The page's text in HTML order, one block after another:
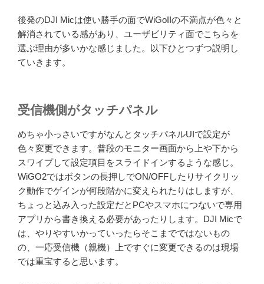
後発のDJI Micは使い勝手の面でWiGoIIの不満点が色々と
解消されている感があり、ユーザビリティ面でこちらを
選ぶ理由が多いかな感じました。以下ひとつずつ説明し
ていきます。
受信機側がタッチパネル
めちゃ小っさいですがなんとタッチパネルUIで設定が
色々変更できます。普段のモニター画面から上や下から
スワイプして設定項目をスライドインするような感じ。
WiGO2ではボタンの長押しでON/OFFしたりサイクリッ
ク動作でゲインが何段階かに変えられたりはしますが、
ちょっと込み入った設定だとPCやスマホにつないで専用
アプリから書き換える必要があったりします。DJI Micで
は、やりやすいかっていったらそこまでではないもの
の、一応受信機（親機）上ですぐに変更できるのは現場
では重宝すると思います。